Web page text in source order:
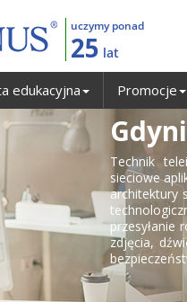
uczymy ponad
25 lat
edukacyjna Promocje
Technik
sieciowe
architektury
przesyłanie
zdjęcia,